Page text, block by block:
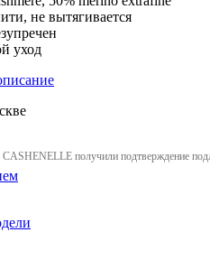
не вытягивается
уход
CASHENELLE получили подтверждение